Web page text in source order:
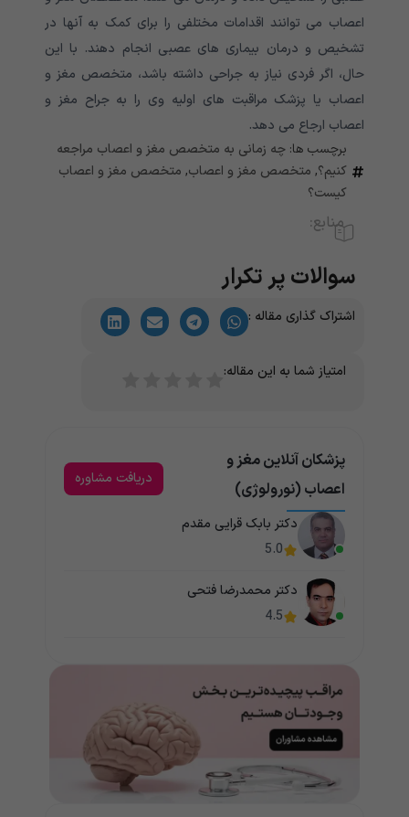
اعصاب می توانند اقدامات مختلفی را برای کمک به آنها در
تشخیص و درمان بیماری های عصبی انجام دهند. با این
حال، اگر فردی نیاز به جراحی داشته باشد، متخصص مغز و
اعصاب یا پزشک مراقبت های اولیه وی را به جراح مغز و
اعصاب ارجاع می دهد.
برچسب ها: چه زمانی به متخصص مغز و اعصاب مراجعه
کنیم؟, متخصص مغز و اعصاب, متخصص مغز و اعصاب
کیست؟
منابع:
سوالات پر تکرار
اشتراک گذاری مقاله :
امتیاز شما به این مقاله:
پزشکان آنلاین مغز و
اعصاب (نورولوژی)
دریافت مشاوره
دکتر بابک قرایی مقدم
5.0
دکتر محمدرضا فتحی
4.5